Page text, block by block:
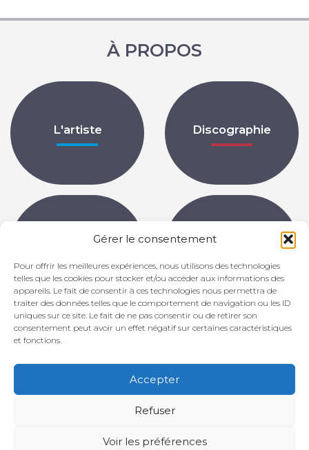
Gérer le consentement
Pour offrir les meilleures expériences, nous utilisons des technologies
telles que les cookies pour stocker et/ou accéder aux informations des
appareils. Le fait de consentir à ces technologies nous permettra de
traiter des données telles que le comportement de navigation ou les ID
uniques sur ce site. Le fait de ne pas consentir ou de retirer son
consentement peut avoir un effet négatif sur certaines caractéristiques
et fonctions.
Accepter
Refuser
Voir les préférences
À PROPOS
L'artiste Discographie
Partitions Archives
Mentions légales La Newsletter de Diane Tell
Contact
Politique de cookies (UE)
Diane Tell |
SON & IMAGE © 2026